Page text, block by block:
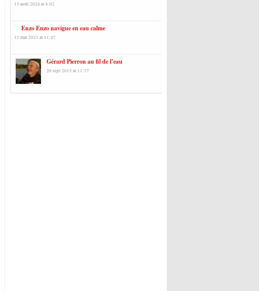
13 août 2024 at 8:02
Enzo Enzo navigue en eau calme
13 mar 2021 at 11:47
Gérard Pierron au fil de l’eau
20 sept 2015 at 11:37